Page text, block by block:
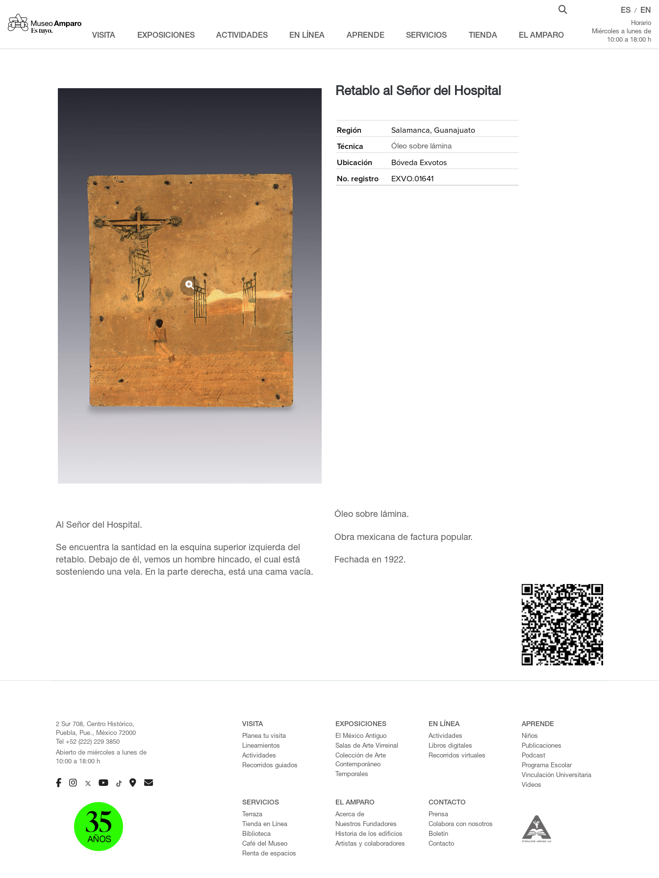
VISITA EXPOSICIONES ACTIVIDADES EN LÍNEA APRENDE SERVICIOS TIENDA EL AMPARO
ES / EN
Horario
Miércoles a lunes de
10:00 a 18:00 h
Retablo al Señor del Hospital
Región
Salamanca, Guanajuato
Técnica
Óleo sobre lámina
Ubicación
Bóveda Exvotos
No. registro
EXVO.01641
Al Señor del Hospital.
Se encuentra la santidad en la esquina superior izquierda del
retablo. Debajo de él, vemos un hombre hincado, el cual está
sosteniendo una vela. En la parte derecha, está una cama vacía.
Óleo sobre lámina.
Obra mexicana de factura popular.
Fechada en 1922.
2 Sur 708, Centro Histórico,
Puebla, Pue., México 72000
Tel +52 (222) 229 3850
Abierto de miércoles a lunes de
10:00 a 18:00 h
VISITA
Planea tu visita
Lineamientos
Actividades
Recorridos guiados
EXPOSICIONES
El México Antiguo
Salas de Arte Virreinal
Colección de Arte
Contemporáneo
Temporales
EN LÍNEA
Actividades
Libros digitales
Recorridos virtuales
APRENDE
Niños
Publicaciones
Podcast
Programa Escolar
Vinculación Universitaria
Videos
SERVICIOS
Terraza
Tienda en Línea
Biblioteca
Café del Museo
Renta de espacios
EL AMPARO
Acerca de
Nuestros Fundadores
Historia de los edificios
Artistas y colaboradores
CONTACTO
Prensa
Colabora con nosotros
Boletín
Contacto